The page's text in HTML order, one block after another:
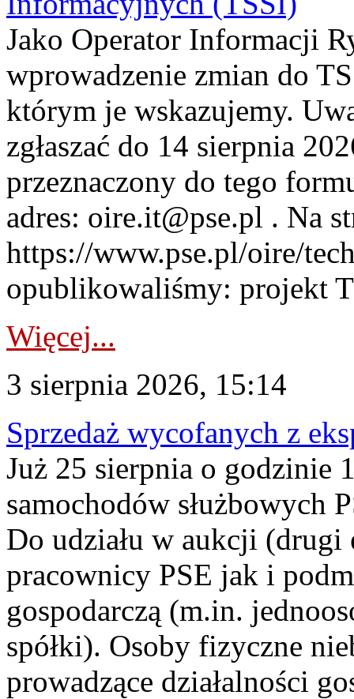
Jako Operator Informacji
wprowadzenie zmian do
którym je wskazujemy.
zgłaszać do 14 sierpnia
przeznaczony do tego
adres: oire.it@pse.pl . Na
https://www.pse.pl/oire/
opublikowaliśmy: projekt
Więcej...
3 sierpnia 2026, 15:14
Sprzedaż wycofanych z
Już 25 sierpnia o godzinie
samochodów służbowych
Do udziału w aukcji (drugi
pracownicy PSE jak i
gospodarczą (m.in.
spółki). Osoby fizyczne
prowadzące działalności